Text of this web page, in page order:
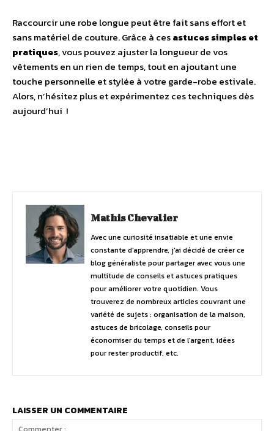
Raccourcir une robe longue peut être fait sans effort et
sans matériel de couture. Grâce à cesastuces simples et
pratiques, vous pouvez ajuster la longueur de vos
vêtements en un rien de temps, tout en ajoutant une
touche personnelle et stylée à votre garde-robe estivale.
Alors, n’hésitez plus et expérimentez ces techniques dès
aujourd’hui !
Mathis Chevalier
Avec une curiosité insatiable et une envie
constante d'apprendre, j'ai décidé de créer ce
blog généraliste pour partager avec vous une
multitude de conseils et astuces pratiques
pour améliorer votre quotidien. Vous
trouverez de nombreux articles couvrant une
variété de sujets : organisation de la maison,
astuces de bricolage, conseils pour
économiser du temps et de l'argent, idées
pour rester productif, etc.
LAISSER UN COMMENTAIRE